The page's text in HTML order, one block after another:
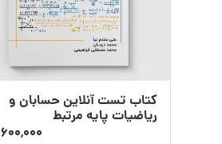
کتاب تست آنلاین حسابان و
ریاضیات پایه مرتبط
600,000